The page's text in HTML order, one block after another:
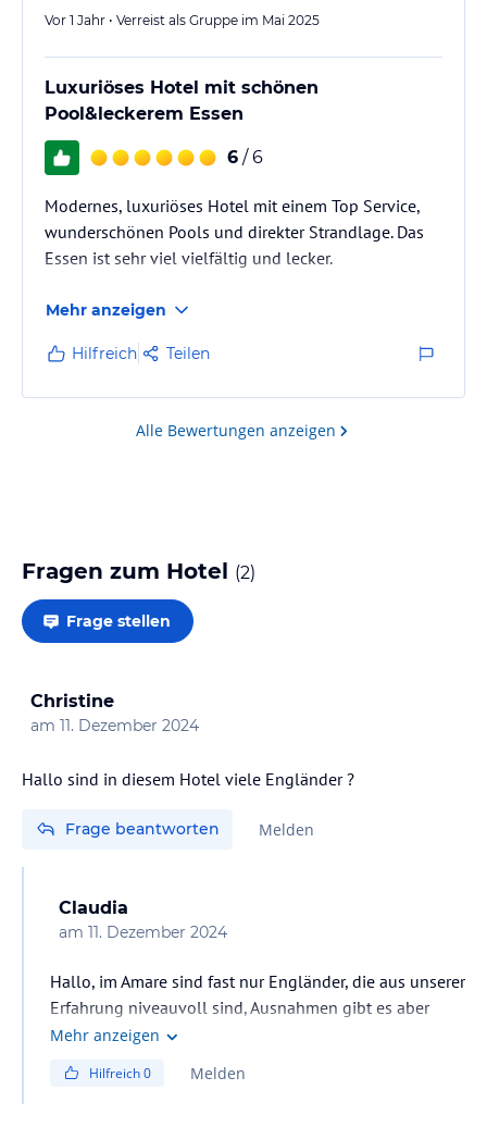
Vor 1 Jahr • Verreist als Gruppe im Mai 2025
Luxuriöses Hotel mit schönen
Pool&leckerem Essen
6 / 6
Modernes, luxuriöses Hotel mit einem Top Service,
wunderschönen Pools und direkter Strandlage. Das
Essen ist sehr viel vielfältig und lecker.
Mehr anzeigen
Hilfreich Teilen
Alle Bewertungen anzeigen
Fragen zum Hotel (2)
Frage stellen
Christine
am 11. Dezember 2024
Hallo sind in diesem Hotel viele Engländer ?
Frage beantworten Melden
Claudia
am 11. Dezember 2024
Hallo, im Amare sind fast nur Engländer, die aus unserer
Erfahrung niveauvoll sind, Ausnahmen gibt es aber
immer - genau wie bei den Deutschen ;););)
Mehr anzeigen
Hilfreich0 Melden